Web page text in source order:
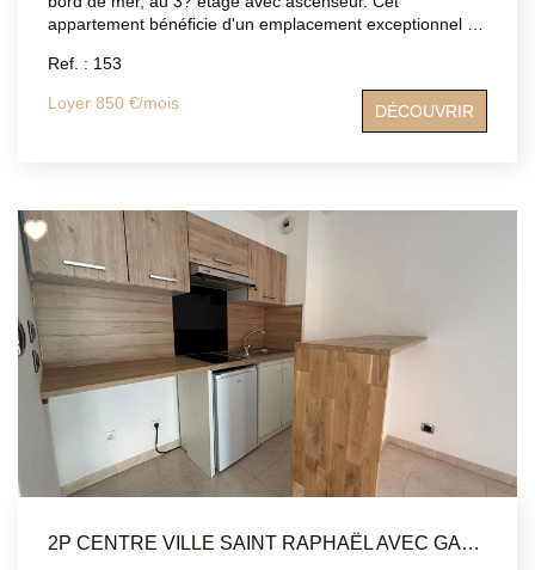
appartement bénéficie d'un emplacement exceptionnel à
restaurants, des transports et des plages. Ce studio
lumineux et fonctionnel se compose d'un séjour, d'une
terrasse, d'un coin cuisine entièrement équipé (plaques,
réfrigérateur, rangements?) d'une salle d'eau avec WC.
Ref. : 153
Loyer 850 €/mois DÉCOUVRIR
2P CENTRE VILLE SAINT RAPHAËL AVEC GARAGE